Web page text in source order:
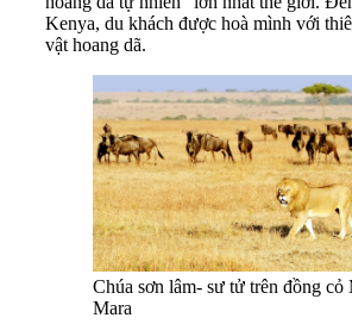
Kenya, du khách được hoà mình với
vật hoang dã.
Chúa sơn lâm- sư tử trên đồng cỏ
Mara